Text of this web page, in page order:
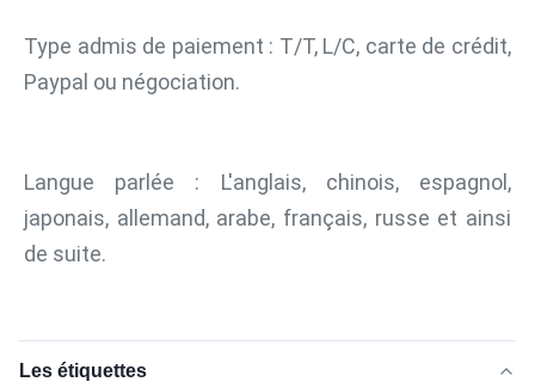
Type admis de paiement : T/T, L/C, carte de crédit,
Paypal ou négociation.
Langue parlée : L'anglais, chinois, espagnol,
japonais, allemand, arabe, français, russe et ainsi
de suite.
Les étiquettes